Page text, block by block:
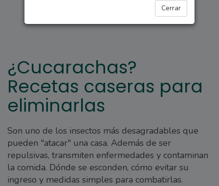
Cerrar
¿Cucarachas?
Recetas caseras para
eliminarlas
Son uno de los insectos más desagradables que
pueden "atacar" una casa. Además de ser
repulsivas, transmiten enfermedades y contaminan
la comida. Dónde se esconden, cómo evitar su
ingreso y medidas simples para combatirlas.